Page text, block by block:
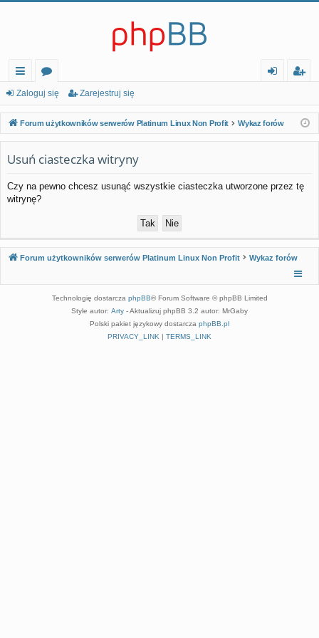
ię
ce
j…
or
a
og
uj
ej
es
uj
Zaloguj się Zarejestruj się
Forum użytkowników serwerów Platinum Linux Non Profit Wykaz forów
Usuń ciasteczka witryny
Czy na pewno chcesz usunąć wszystkie ciasteczka utworzone przez tę
witrynę?
Forum użytkowników serwerów Platinum Linux Non Profit Wykaz forów
Technologię dostarcza phpBB® Forum Software © phpBB Limited
Style autor: Arty - Aktualizuj phpBB 3.2 autor: MrGaby
Polski pakiet językowy dostarcza phpBB.pl
PRIVACY_LINK | TERMS_LINK